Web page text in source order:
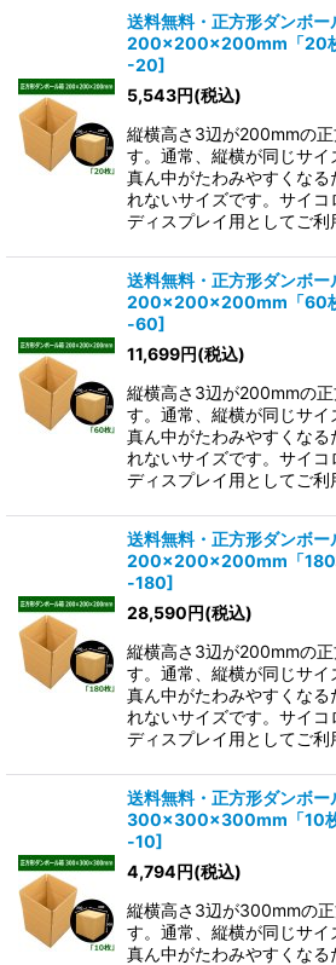
送料無料・正方形ダンボー
200×200×200mm「20
-20]
5,543円(税込)
縦横高さ3辺が200mmの
す。通常、縦横が同じサイ
真ん中がたわみやすくなる
れないサイズです。サイコ
ディスプレイ用としてご
送料無料・正方形ダンボー
200×200×200mm「60
-60]
11,699円(税込)
縦横高さ3辺が200mmの
す。通常、縦横が同じサイ
真ん中がたわみやすくなる
れないサイズです。サイコ
ディスプレイ用としてご
送料無料・正方形ダンボー
200×200×200mm「180
-180]
28,590円(税込)
縦横高さ3辺が200mmの
す。通常、縦横が同じサイ
真ん中がたわみやすくなる
れないサイズです。サイコ
ディスプレイ用としてご
送料無料・正方形ダンボー
300×300×300mm「10枚
-10]
4,794円(税込)
縦横高さ3辺が300mmの
す。通常、縦横が同じサイ
真ん中がたわみやすくなる